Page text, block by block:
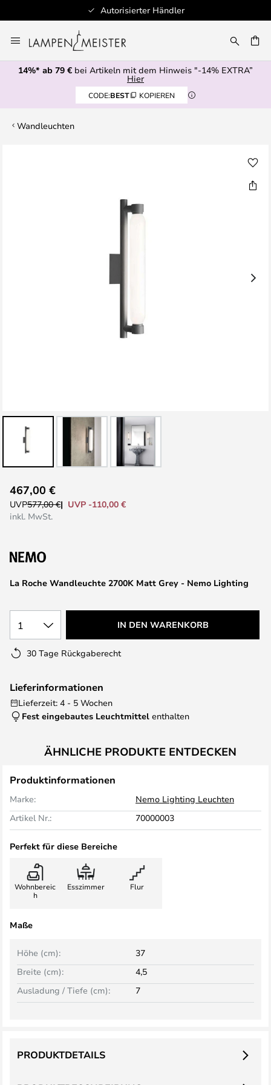
Autorisierter Händler
Inhalt
springen
14%* ab 79 € bei Artikeln mit dem Hinweis "-14% EXTRA”
Hier
CODE:BEST KOPIEREN
Wandleuchten
Anfang
der
La Roche Wandleuchte 2700K Matt Grey - Nemo Lighting
467,00 €
UVP577,00 €
UVP -110,00 €
inkl. MwSt.
1 IN DEN WARENKORB
30 Tage Rückgaberecht
Lieferinformationen
Lieferzeit: 4 - 5 Wochen
Fest eingebautes Leuchtmittel enthalten
ÄHNLICHE PRODUKTE ENTDECKEN
Produktinformationen
Marke:
Nemo Lighting Leuchten
Artikel Nr.:
70000003
Perfekt für diese Bereiche
Wohnbereic
h
Esszimmer Flur
Maße
Breite (cm): 4,5
Höhe (cm): 37
Ausladung / Tiefe (cm): 7
PRODUKTDETAILS